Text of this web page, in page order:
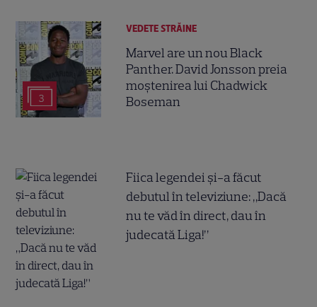
3
VEDETE STRĂINE
Marvel are un nou Black
Panther. David Jonsson preia
moștenirea lui Chadwick
Boseman
Fiica legendei și-a făcut
debutul în televiziune: „Dacă
nu te văd în direct, dau în
judecată Liga!”